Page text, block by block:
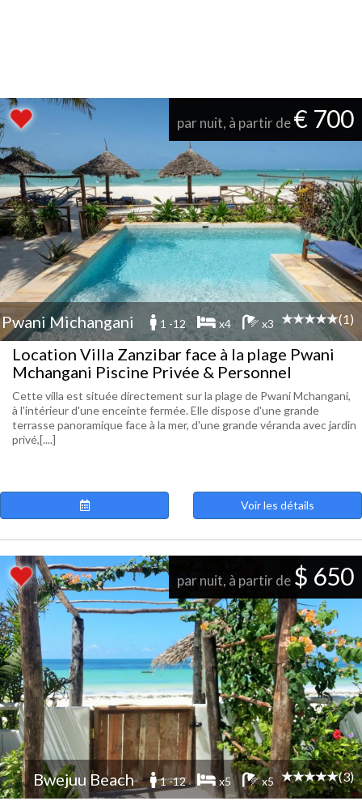
par nuit, à partir de€ 700
Pwani Michangani 1 -12 x4 x3 (1)
Location Villa Zanzibar face à la plage Pwani
Mchangani Piscine Privée & Personnel
Cette villa est située directement sur la plage de Pwani Mchangani,
à l'intérieur d'une enceinte fermée. Elle dispose d'une grande
terrasse panoramique face à la mer, d'une grande véranda avec jardin
privé,[....]
Voir les détails
par nuit, à partir de $ 650
Bwejuu Beach 1 -12 x5 x5 (3)